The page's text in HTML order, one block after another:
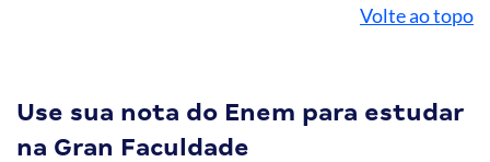
Volte ao topo
Use sua nota do Enem para estudar
na Gran Faculdade